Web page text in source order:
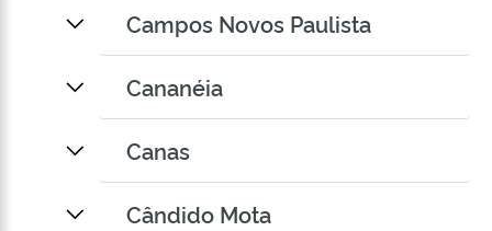
Campos Novos Paulista
Cananéia
Canas
Cândido Mota